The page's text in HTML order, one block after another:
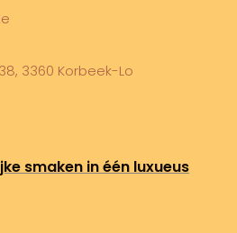
3360 Korbeek-Lo
smaken in één luxueus